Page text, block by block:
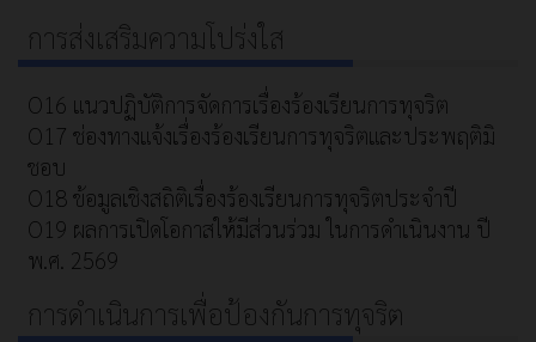
การส่งเสริมความโปร่งใส
O16 แนวปฏิบัติการจัดการเรื่องร้องเรียนการทุจริต
O17 ช่องทางแจ้งเรื่องร้องเรียนการทุจริตและประพฤติมิ
ชอบ
O18 ข้อมูลเชิงสถิติเรื่องร้องเรียนการทุจริตประจำปี
O19 ผลการเปิดโอกาสให้มีส่วนร่วม ในการดำเนินงาน ปี
พ.ศ. 2569
การดำเนินการเพื่อป้องกันการทุจริต